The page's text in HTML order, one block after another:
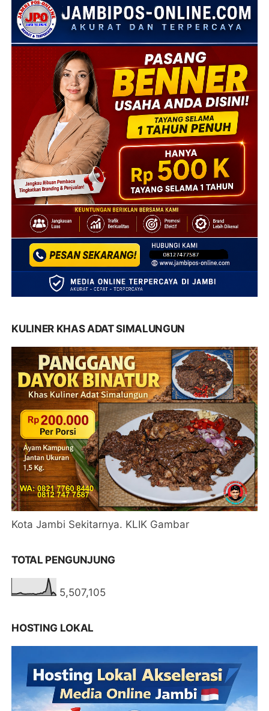
KULINER KHAS ADAT SIMALUNGUN
Kota Jambi Sekitarnya. KLIK Gambar
TOTAL PENGUNJUNG
5,507,105
HOSTING LOKAL